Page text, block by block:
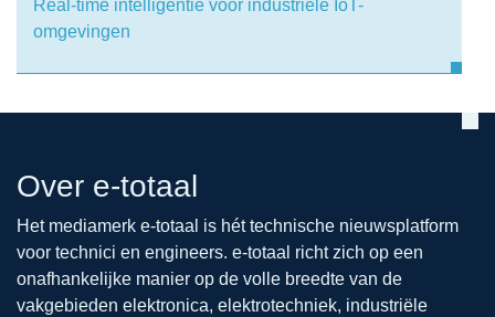
Real-time intelligentie voor industriële IoT-
omgevingen
Over e-totaal
Het mediamerk e-totaal is hét technische nieuwsplatform
voor technici en engineers. e-totaal richt zich op een
onafhankelijke manier op de volle breedte van de
vakgebieden elektronica, elektrotechniek, industriële